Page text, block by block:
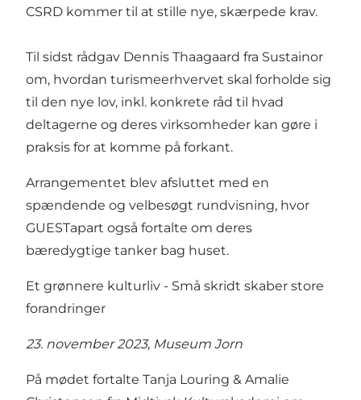
CSRD kommer til at stille nye, skærpede krav.
Til sidst rådgav Dennis Thaagaard fra Sustainor
om, hvordan turismeerhvervet skal forholde sig
til den nye lov, inkl. konkrete råd til hvad
deltagerne og deres virksomheder kan gøre i
praksis for at komme på forkant.
Arrangementet blev afsluttet med en
spændende og velbesøgt rundvisning, hvor
GUESTapart også fortalte om deres
bæredygtige tanker bag huset.
Et grønnere kulturliv - Små skridt skaber store
forandringer
23. november 2023, Museum Jorn
På mødet fortalte Tanja Louring & Amalie